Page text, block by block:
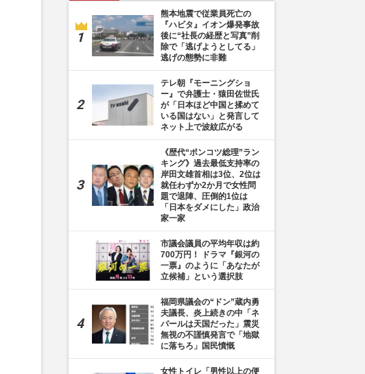
熊本地震で従業員死亡の
『ハビタ』イオン爆発事故
後に“社長の経歴と写真”削
除で「逃げようとしてる」
逃げの態勢に非難
テレ朝『モーニングショ
ー』で弁護士・猿田佐世氏
が「日本ほど中国と揉めて
いる国はない」と発言して
ネット上で波紋広がる
《歴代“ポンコツ総理”ラン
キング》過去最低支持率の
岸田文雄首相は3位、2位は
就任わずか2か月で女性問
題で退陣、圧倒的1位は
「日本をダメにした」政治
家一家
市議会議員の平均年収は約
700万円！ ドラマ『銀河の
一票』のように「あなたが
立候補」という選択肢
福岡県議会の“ドン”蔵内勇
夫議長、炎上続きの中「ネ
パールは天国だった」震災
無視の不謹慎発言で「地獄
に落ちろ」国民憤慨
女性トイレ「男性以上の便